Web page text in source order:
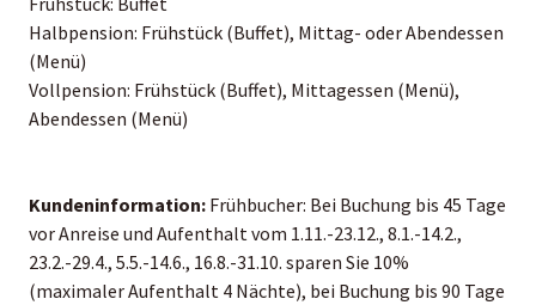
Halbpension: Frühstück (Buffet), Mittag- oder Abendessen
(Menü)
Vollpension: Frühstück (Buffet), Mittagessen (Menü),
Abendessen (Menü)
Kundeninformation: Frühbucher: Bei Buchung bis 45 Tage
vor Anreise und Aufenthalt vom 1.11.-23.12., 8.1.-14.2.,
23.2.-29.4., 5.5.-14.6., 16.8.-31.10. sparen Sie 10%
(maximaler Aufenthalt 4 Nächte), bei Buchung bis 90 Tage